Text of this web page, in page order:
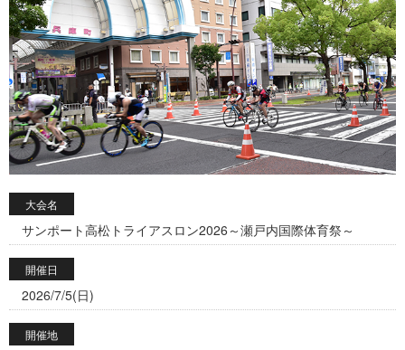
大会名
サンポート高松トライアスロン2026～瀬戸内国際体育祭～
開催日
2026/7/5(日)
開催地